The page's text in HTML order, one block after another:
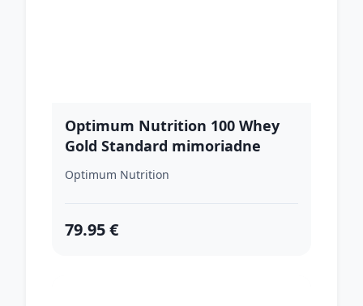
Optimum Nutrition 100 Whey
Gold Standard mimoriadne
mliečna čokoláda
Optimum Nutrition
79.95 €